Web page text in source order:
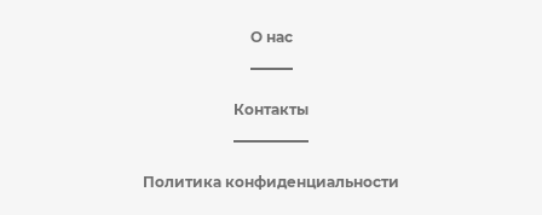
О нас
Контакты
Политика конфиденциальности